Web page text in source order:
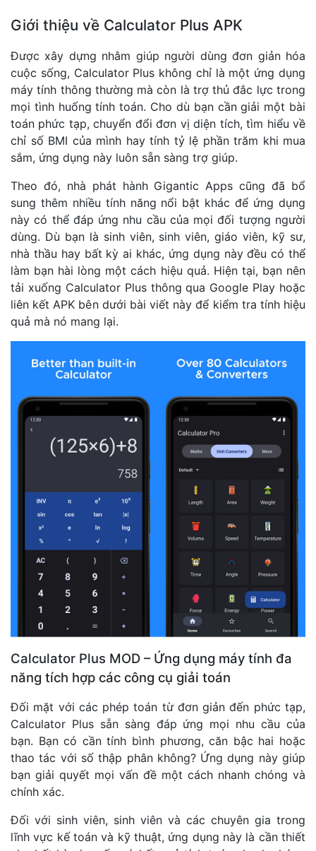
Giới thiệu về Calculator Plus APK
Được xây dựng nhằm giúp người dùng đơn giản hóa
cuộc sống, Calculator Plus không chỉ là một ứng dụng
máy tính thông thường mà còn là trợ thủ đắc lực trong
mọi tình huống tính toán. Cho dù bạn cần giải một bài
toán phức tạp, chuyển đổi đơn vị diện tích, tìm hiểu về
chỉ số BMI của mình hay tính tỷ lệ phần trăm khi mua
sắm, ứng dụng này luôn sẵn sàng trợ giúp.
Theo đó, nhà phát hành Gigantic Apps cũng đã bổ
sung thêm nhiều tính năng nổi bật khác để ứng dụng
này có thể đáp ứng nhu cầu của mọi đối tượng người
dùng. Dù bạn là sinh viên, sinh viên, giáo viên, kỹ sư,
nhà thầu hay bất kỳ ai khác, ứng dụng này đều có thể
làm bạn hài lòng một cách hiệu quả. Hiện tại, bạn nên
tải xuống Calculator Plus thông qua Google Play hoặc
liên kết APK bên dưới bài viết này để kiểm tra tính hiệu
quả mà nó mang lại.
Calculator Plus MOD – Ứng dụng máy tính đa
năng tích hợp các công cụ giải toán
Đối mặt với các phép toán từ đơn giản đến phức tạp,
Calculator Plus sẵn sàng đáp ứng mọi nhu cầu của
bạn. Bạn có cần tính bình phương, căn bậc hai hoặc
thao tác với số thập phân không? Ứng dụng này giúp
bạn giải quyết mọi vấn đề một cách nhanh chóng và
chính xác.
Đối với sinh viên, sinh viên và các chuyên gia trong
lĩnh vực kế toán và kỹ thuật, ứng dụng này là cần thiết